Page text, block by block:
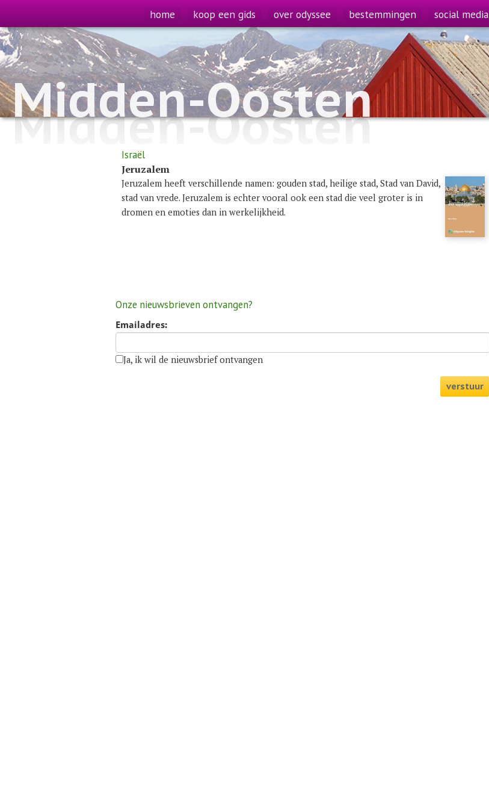
home koop een gids over odyssee bestemmingen social media
Midden-Oosten
Midden-Oosten
Israël
Jeruzalem
Jeruzalem heeft verschillende namen: gouden stad, heilige stad, Stad van David,
stad van vrede. Jeruzalem is echter vooral ook een stad die veel groter is in
dromen en emoties dan in werkelijkheid.
Onze nieuwsbrieven ontvangen?
Emailadres:
Ja, ik wil de nieuwsbrief ontvangen
verstuur